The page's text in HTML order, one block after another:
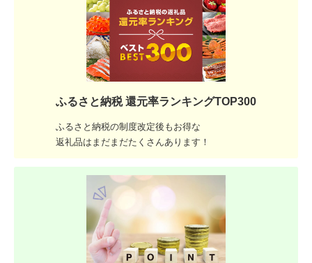
ふるさと納税 還元率ランキングTOP300
ふるさと納税の制度改定後もお得な
返礼品はまだまだたくさんあります！